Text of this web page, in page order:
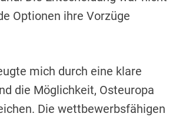
Optionen ihre Vorzüge
mich durch eine klare
die Möglichkeit, Osteuropa
Die wettbewerbsfähigen